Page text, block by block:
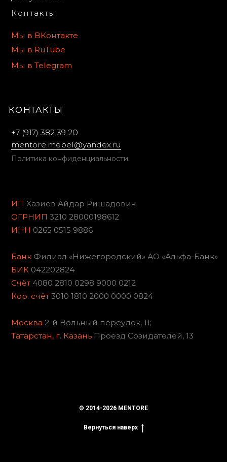
© 2014-2026 MENTORE
Вернуться наверх